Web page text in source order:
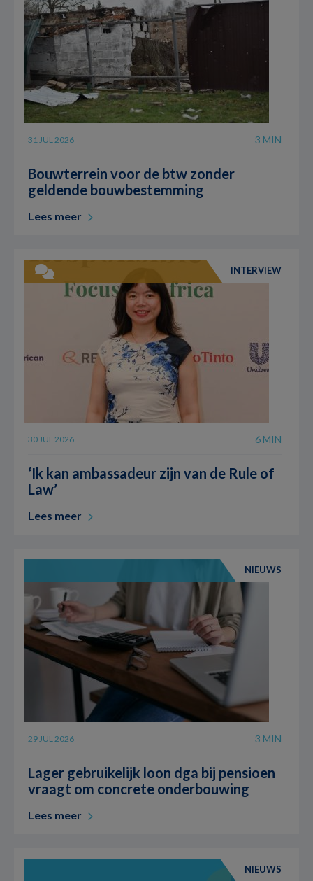
31 JUL 2026 3 MIN
Bouwterrein voor de btw zonder
geldende bouwbestemming
Lees meer
INTERVIEW
30 JUL 2026 6 MIN
‘Ik kan ambassadeur zijn van de Rule of
Law’
Lees meer
NIEUWS
29 JUL 2026 3 MIN
Lager gebruikelijk loon dga bij pensioen
vraagt om concrete onderbouwing
Lees meer
NIEUWS